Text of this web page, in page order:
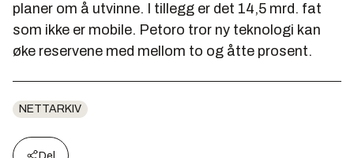
planer om å utvinne. I tillegg er det 14,5 mrd. fat
som ikke er mobile. Petoro tror ny teknologi kan
øke reservene med mellom to og åtte prosent.
NETTARKIV